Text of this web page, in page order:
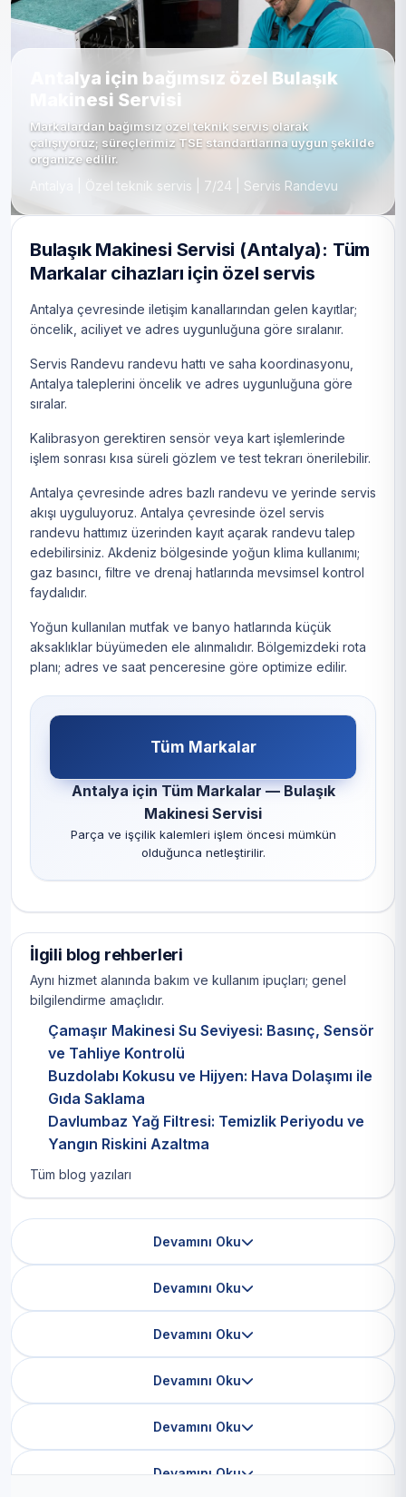
Antalya için bağımsız özel Bulaşık
Makinesi Servisi
Markalardan bağımsız özel teknik servis olarak
çalışıyoruz; süreçlerimiz TSE standartlarına uygun şekilde
organize edilir.
Antalya | Özel teknik servis | 7/24 | Servis Randevu
Bulaşık Makinesi Servisi (Antalya): Tüm
Markalar cihazları için özel servis
Antalya çevresinde iletişim kanallarından gelen kayıtlar;
öncelik, aciliyet ve adres uygunluğuna göre sıralanır.
Servis Randevu randevu hattı ve saha koordinasyonu,
Antalya taleplerini öncelik ve adres uygunluğuna göre
sıralar.
Kalibrasyon gerektiren sensör veya kart işlemlerinde
işlem sonrası kısa süreli gözlem ve test tekrarı önerilebilir.
Antalya çevresinde adres bazlı randevu ve yerinde servis
akışı uyguluyoruz. Antalya çevresinde özel servis
randevu hattımız üzerinden kayıt açarak randevu talep
edebilirsiniz. Akdeniz bölgesinde yoğun klima kullanımı;
gaz basıncı, filtre ve drenaj hatlarında mevsimsel kontrol
faydalıdır.
Yoğun kullanılan mutfak ve banyo hatlarında küçük
aksaklıklar büyümeden ele alınmalıdır. Bölgemizdeki rota
planı; adres ve saat penceresine göre optimize edilir.
Tüm Markalar
Antalya için Tüm Markalar — Bulaşık
Makinesi Servisi
Parça ve işçilik kalemleri işlem öncesi mümkün
olduğunca netleştirilir.
İlgili blog rehberleri
Aynı hizmet alanında bakım ve kullanım ipuçları; genel
bilgilendirme amaçlıdır.
Çamaşır Makinesi Su Seviyesi: Basınç, Sensör
ve Tahliye Kontrolü
Buzdolabı Kokusu ve Hijyen: Hava Dolaşımı ile
Gıda Saklama
Davlumbaz Yağ Filtresi: Temizlik Periyodu ve
Yangın Riskini Azaltma
Tüm blog yazıları
Devamını Oku
Devamını Oku
Devamını Oku
Devamını Oku
Devamını Oku
Devamını Oku